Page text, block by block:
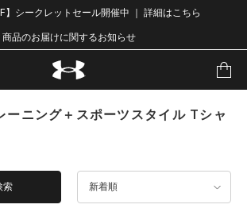
】シークレットセール開催中 ｜ 詳細はこちら
商品のお届けに関するお知らせ
ーニング＋スポーツスタイル Tシャ
索 新着順